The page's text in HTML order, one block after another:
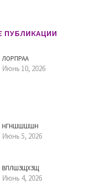
ПУБЛИКАЦИИ
ЛОРПРАА
Июнь 10, 2026
НГНШШШШН
Июнь 5, 2026
ВПЛШЗЩХЗЩ
Июнь 4, 2026